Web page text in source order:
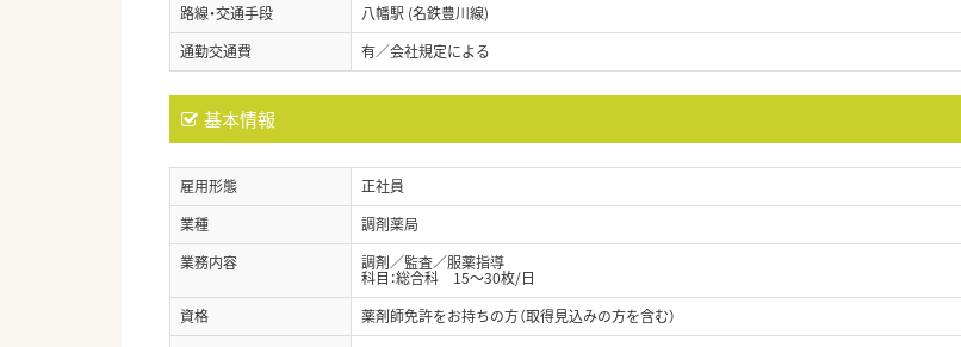
路線・交通手段
八幡駅 (名鉄豊川線)
通勤交通費
有／会社規定による
基本情報
雇用形態
正社員
業種
調剤薬局
業務内容
調剤／監査／服薬指導
科目：総合科 15～30枚/日
資格
薬剤師免許をお持ちの方（取得見込みの方を含む）